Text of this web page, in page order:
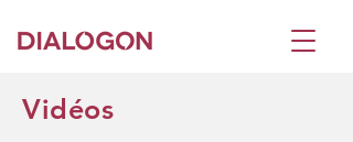
Vidéos